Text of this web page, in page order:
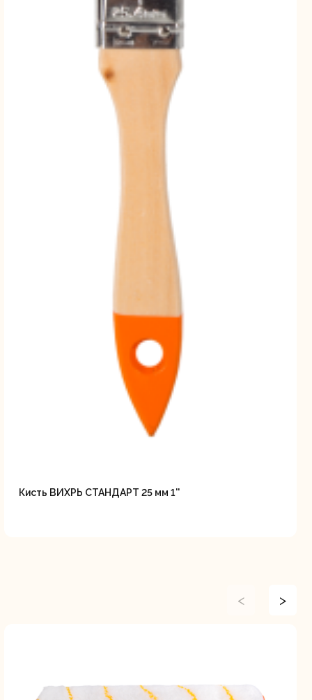
Кисть ВИХРЬ СТАНДАРТ 25 мм 1''
< >